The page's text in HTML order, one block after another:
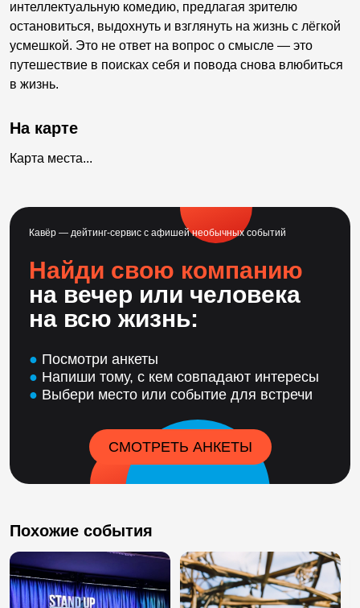
интеллектуальную комедию, предлагая зрителю
остановиться, выдохнуть и взглянуть на жизнь с лёгкой
усмешкой. Это не ответ на вопрос о смысле — это
путешествие в поисках себя и повода снова влюбиться
в жизнь.
На карте
Карта места...
Кавёр — дейтинг-сервис с афишей необычных событий
Найди свою компанию
на вечер или человека
на всю жизнь:
● Посмотри анкеты
● Напиши тому, с кем совпадают интересы
● Выбери место или событие для встречи
СМОТРЕТЬ АНКЕТЫ
Похожие события